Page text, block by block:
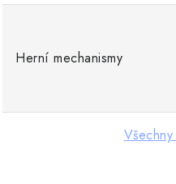
Herní mechanismy